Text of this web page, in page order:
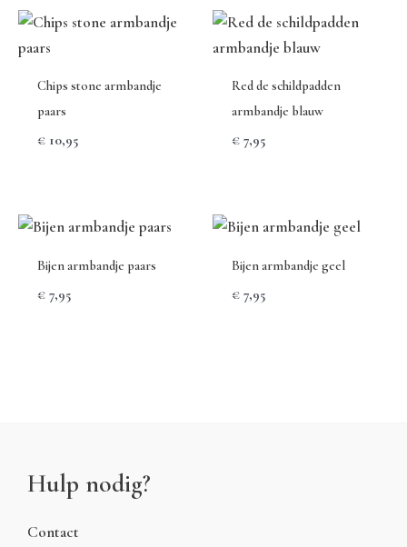
Chips stone armbandje
paars
€10,95
Red de schildpadden
armbandje blauw
€7,95
Bijen armbandje paars
€7,95
Bijen armbandje geel
€7,95
Hulp nodig?
Contact